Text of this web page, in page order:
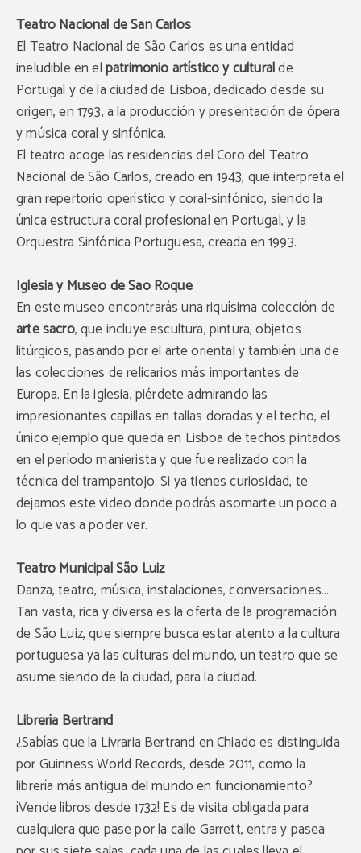
Teatro Nacional de San Carlos
El Teatro Nacional de São Carlos es una entidad
ineludible en elpatrimonio artístico y culturalde
Portugal y de la ciudad de Lisboa, dedicado desde su
origen, en 1793, a la producción y presentación de ópera
y música coral y sinfónica.
El teatro acoge las residencias del Coro del Teatro
Nacional de São Carlos, creado en 1943, que interpreta el
gran repertorio operístico y coral-sinfónico, siendo la
única estructura coral profesional en Portugal, y la
Orquestra Sinfónica Portuguesa, creada en 1993.
Iglesia y Museo de Sao Roque
En este museo encontrarás una riquísima colección de
arte sacro, que incluye escultura, pintura, objetos
litúrgicos, pasando por el arte oriental y también una de
las colecciones de relicarios más importantes de
Europa. En la iglesia, piérdete admirando las
impresionantes capillas en tallas doradas y el techo, el
único ejemplo que queda en Lisboa de techos pintados
en el período manierista y que fue realizado con la
técnica del trampantojo. Si ya tienes curiosidad, te
dejamos estevideodonde podrás asomarte un poco a
lo que vas a poder ver.
Teatro Municipal São Luiz
Danza, teatro, música, instalaciones, conversaciones…
Tan vasta, rica y diversa es la oferta de la programación
de São Luiz, que siempre busca estar atento a la cultura
portuguesa ya las culturas del mundo, un teatro que se
asume siendo de la ciudad, para la ciudad.
Librería Bertrand
¿Sabías que la Livraria Bertrand en Chiado es distinguida
por Guinness World Records, desde 2011, como la
librería más antigua del mundo en funcionamiento?
¡Vende libros desde 1732! Es de visita obligada para
cualquiera que pase por la calle Garrett, entra y pasea